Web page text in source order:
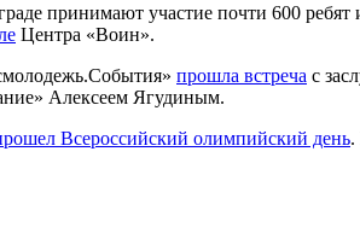
принимают участие почти 600
Центра «Воин».
прошла встреча с
Алексеем Ягудиным.
Всероссийский олимпийский день.